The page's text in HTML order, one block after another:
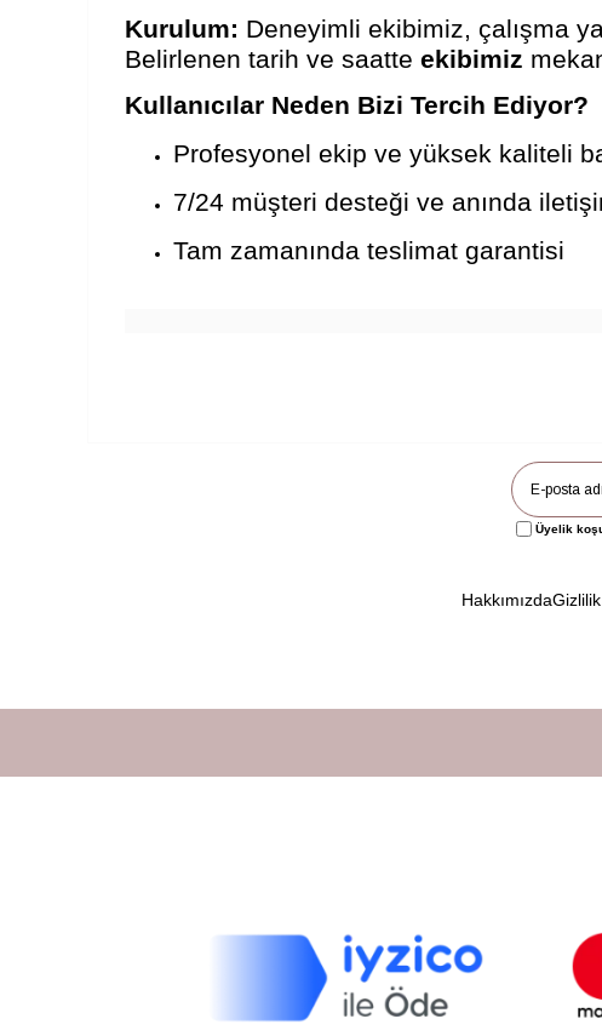
Kurulum: Deneyimli ekibimiz, çalışma
Belirlenen tarih ve saatte ekibimiz
Kullanıcılar Neden Bizi Tercih Ediyor?
Profesyonel ekip ve yüksek kaliteli
7/24 müşteri desteği ve anında
Tam zamanında teslimat garantisi
Üyelik
Hakkımızda